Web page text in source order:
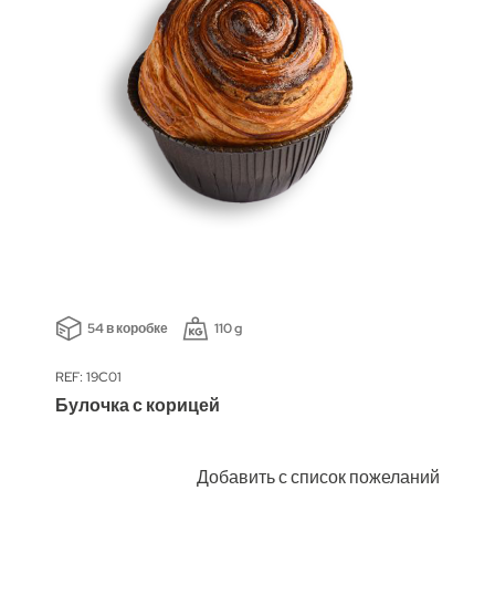
54 в коробке 110 g
REF: 19C01
Булочка с корицей
Добавить с список пожеланий